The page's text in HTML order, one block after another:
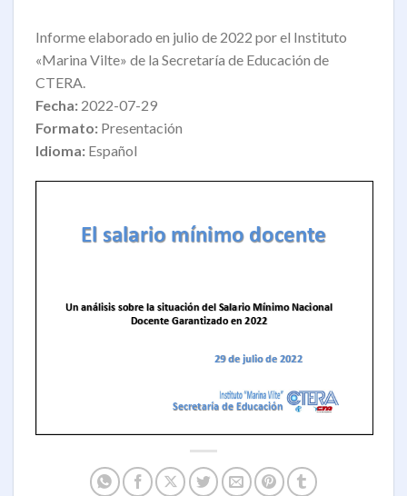
Informe elaborado en julio de 2022 por el Instituto
«Marina Vilte» de la Secretaría de Educación de
CTERA.
Fecha: 2022-07-29
Formato: Presentación
Idioma: Español